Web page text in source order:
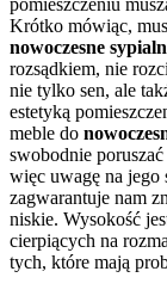
pomieszczeniu
Krótko mówiąc,
nowoczesne
rozsądkiem, nie
nie tylko sen, ale
estetyką
meble do
swobodnie
więc uwagę na jego
zagwarantuje nam
niskie. Wysokość
cierpiących na
tych, które mają